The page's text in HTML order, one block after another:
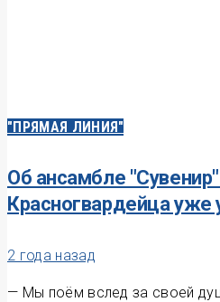
"ПРЯМАЯ ЛИНИЯ"
Об ансамбле "Сувенир"
Красногвардейца уже
2 года назад
— Мы поём вслед за своей